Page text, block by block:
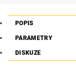
POPIS
PARAMETRY
DISKUZE